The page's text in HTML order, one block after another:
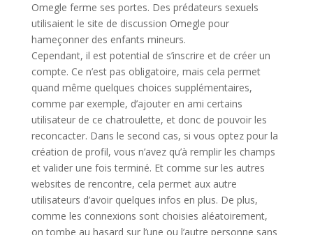
Omegle ferme ses portes. Des prédateurs sexuels
utilisaient le site de discussion Omegle pour
hameçonner des enfants mineurs.
Cependant, il est potential de s’inscrire et de créer un
compte. Ce n’est pas obligatoire, mais cela permet
quand même quelques choices supplémentaires,
comme par exemple, d’ajouter en ami certains
utilisateur de ce chatroulette, et donc de pouvoir les
reconcacter. Dans le second cas, si vous optez pour la
création de profil, vous n’avez qu’à remplir les champs
et valider une fois terminé. Et comme sur les autres
websites de rencontre, cela permet aux autre
utilisateurs d’avoir quelques infos en plus. De plus,
comme les connexions sont choisies aléatoirement,
on tombe au hasard sur l’une ou l’autre personne sans